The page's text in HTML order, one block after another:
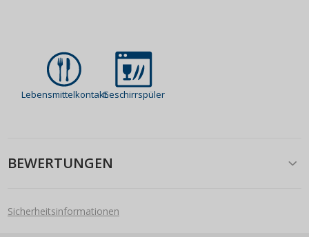
LebensmittelkontaktGeschirrspüler
BEWERTUNGEN
Sicherheitsinformationen